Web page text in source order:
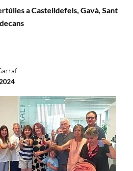
a Castelldefels, Gavà, Sant